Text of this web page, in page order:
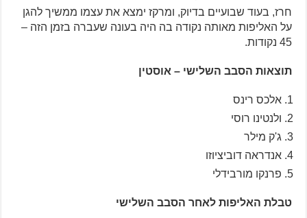
חרז, בעוד שבועיים בדיוק, ומרקז ימצא את עצמו ממשיך להגן
על האליפות מאותה נקודה בה היה בעונה שעברה בזמן הזה –
45 נקודות.
תוצאות הסבב השלישי – אוסטין
אלכס רינס
ולנטינו רוסי
ג'ק מילר
אנדראה דוביציוזו
פרנקו מורבידלי
טבלת האליפות לאחר הסבב השלישי